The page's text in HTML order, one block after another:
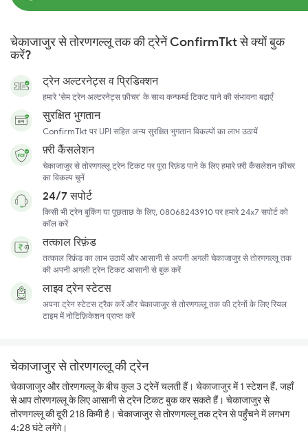
चेकाजाजुर से तोरणगल्लू तक की ट्रेनें ConfirmTkt से क्यों बुक
करें?
ट्रेन अल्टरनेट्स व प्रिडिक्शन
हमारे 'सेम ट्रेन अल्टरनेट्स फ़ीचर' के साथ कन्फर्म्ड टिकट पाने की संभावना बढ़ाएँ
सुरक्षित भुगतान
ConfirmTkt पर UPI सहित अन्य सुरक्षित भुगतान विकल्पों का लाभ उठायें
फ़्री कैंसलेशन
चेकाजाजुर से तोरणगल्लू ट्रेन टिकट पर पूरा रिफ़ंड पाने के लिए हमारे फ़्री कैंसलेशन फ़ीचर
का विकल्प चुनें
24/7 सपोर्ट
किसी भी ट्रेन बुकिंग या पूछताछ के लिए, 08068243910 पर हमारे 24x7 सपोर्ट को
कॉल करें
तत्काल रिफ़ंड
तत्काल रिफ़ंड का लाभ उठायें और आसानी से अपनी अगली चेकाजाजुर से तोरणगल्लू तक
की अपनी अगली ट्रेन टिकट आसानी से बुक करें
लाइव ट्रेन स्टेटस
अपना ट्रेन स्टेटस ट्रैक करें और चेकाजाजुर से तोरणगल्लू तक की ट्रेनों के लिए रियल
टाइम में नोटिफ़िकेशन प्राप्त करें
चेकाजाजुर से तोरणगल्लू की ट्रेन
चेकाजाजुर और तोरणगल्लू के बीच कुल 3 ट्रेनें चलती हैं। चेकाजाजुर में 1 स्टेशन हैं, जहाँ
से आप तोरणगल्लू के लिए आसानी से ट्रेन टिकट बुक कर सकते हैं। चेकाजाजुर से
तोरणगल्लू की दूरी 218 किमी है। चेकाजाजुर से तोरणगल्लू तक ट्रेन से पहुँचने में लगभग
4:28 घंटे लगेंगे।